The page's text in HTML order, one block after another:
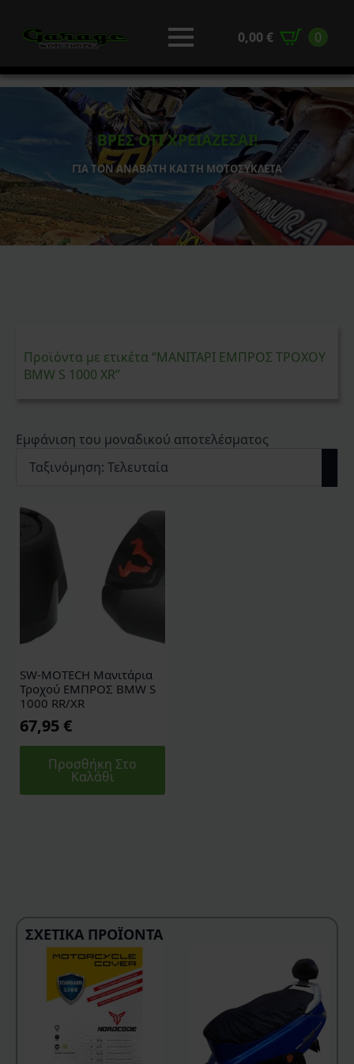
0,00 € 0
ΒΡΕΣ ΟΤΙ ΧΡΕΙΑΖΕΣΑΙ!
ΓΙΑ ΤΟΝ ΑΝΑΒΑΤΗ ΚΑΙ ΤΗ ΜΟΤΟΣΥΚΛΕΤΑ
Προϊόντα με ετικέτα “ΜΑΝΙΤΑΡΙ ΕΜΠΡΟΣ ΤΡΟΧΟΥ
BMW S 1000 XR”
Εμφάνιση του μοναδικού αποτελέσματος
SW-MOTECH Μανιτάρια
Τροχού ΕΜΠΡΟΣ BMW S
1000 RR/XR
67,95 €
Προσθήκη Στο
Καλάθι
ΣΧΕΤΙΚΆ ΠΡΟΪΌΝΤΑ